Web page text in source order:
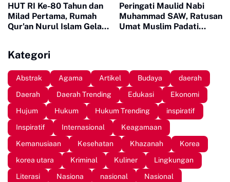
HUT RI Ke-80 Tahun dan
Milad Pertama, Rumah
Qur'an Nurul Islam Gelar
Peringati Maulid Nabi
Muhammad SAW, Ratusan
Umat Muslim Padati
Kategori
Abstrak Agama Artikel Budaya
daerah
Daerah
Daerah Trending Edukasi
Ekonomi
Hujum
Hukum Hukum Trending
inspiratif
Inspiratif
Internasional
Keagamaan
Kemanusiaan
Kesehatan Khazanah
Korea
korea utara
Kriminal Kuliner
Lingkungan
Literasi
Nasiona nasional
Nasional